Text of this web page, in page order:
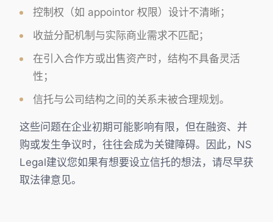
控制权（如 appointor 权限）设计不清晰；
收益分配机制与实际商业需求不匹配；
在引入合作方或出售资产时，结构不具备灵活
性；
信托与公司结构之间的关系未被合理规划。
这些问题在企业初期可能影响有限，但在融资、并
购或发生争议时，往往会成为关键障碍。因此，NS
Legal建议您如果有想要设立信托的想法，请尽早获
取法律意见。